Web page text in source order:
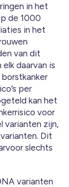
in het
de 1000
in het
van dit
daarvan is
per
kan het
voor
varianten zijn,
Dit
slechts
varianten